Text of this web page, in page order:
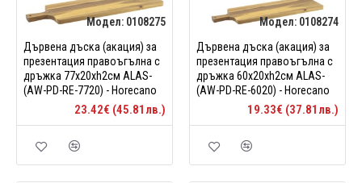
Модел: 0108275
Дървена дъска (акация) за
презентация правоъгълна с
дръжка 77х20xh2см ALAS-
(AW-PD-RE-7720) - Horecano
23.42€ (45.81лв.)
Модел: 0108274
Дървена дъска (акация) за
презентация правоъгълна с
дръжка 60х20xh2см ALAS-
(AW-PD-RE-6020) - Horecano
19.33€ (37.81лв.)